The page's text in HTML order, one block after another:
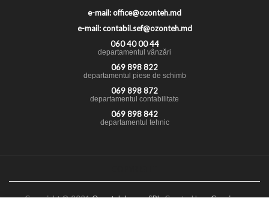
e-mail: office@ozonteh.md
e-mail: contabil.sef@ozonteh.md
060 40 00 44
departamentul vânzări
069 898 822
departamentul piese de schimb
069 898 872
departamentul contabilitate
069 898 842
departamentul tehnic